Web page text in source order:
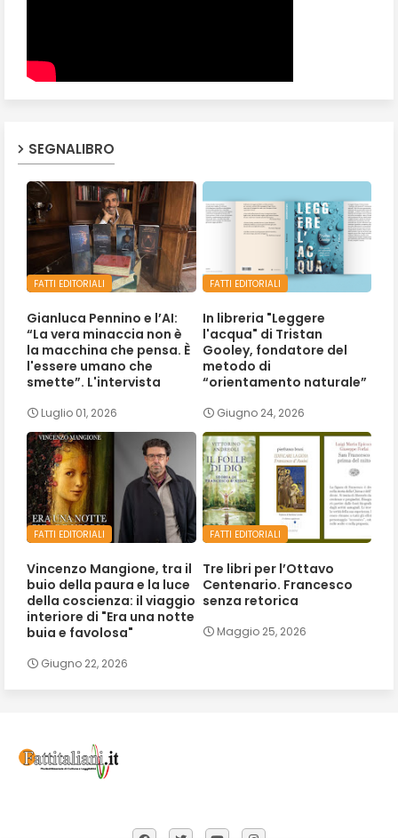
SEGNALIBRO
FATTI EDITORIALI
Gianluca Pennino e l’AI:
“La vera minaccia non è
la macchina che pensa. È
l'essere umano che
smette”. L'intervista
Luglio 01, 2026
FATTI EDITORIALI
In libreria "Leggere
l'acqua" di Tristan
Gooley, fondatore del
metodo di
“orientamento naturale”
Giugno 24, 2026
FATTI EDITORIALI
Vincenzo Mangione, tra il
buio della paura e la luce
della coscienza: il viaggio
interiore di "Era una notte
buia e favolosa"
Giugno 22, 2026
FATTI EDITORIALI
Tre libri per l’Ottavo
Centenario. Francesco
senza retorica
Maggio 25, 2026